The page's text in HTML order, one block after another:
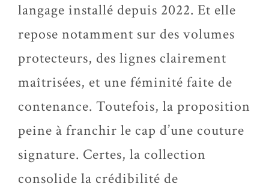
langage installé depuis 2022. Et elle
repose notamment sur des volumes
protecteurs, des lignes clairement
maîtrisées, et une féminité faite de
contenance. Toutefois, la proposition
peine à franchir le cap d’une couture
signature. Certes, la collection
consolide la crédibilité de